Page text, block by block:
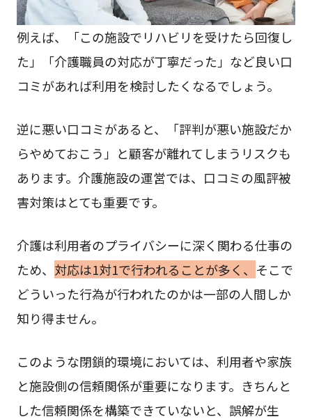
例えば、「この施設でリハビリを受けたら回復し
た」「介護職員の対応が丁寧だった」など良い口
コミがあれば利用を検討したくなるでしょう。
逆に悪い口コミがあると、「評判が悪い施設だか
らやめておこう」と顧客が離れてしまうリスクも
あります。介護施設の運営では、口コミの風評被
害対策はとても重要です。
介護は利用者のプライバシーに深く関わる仕事の
ため、 対応は1対1で行われることが多く、 そこで
どういった行為が行われたのかは一部の人間しか
知り得ません。
このような閉鎖的環境においては、利用者や家族
と施設側の信頼関係が重要になります。きちんと
した信頼関係を構築できていないと、誤解が生